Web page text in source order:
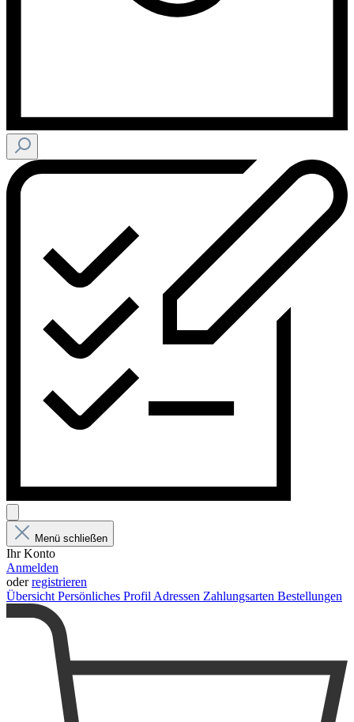
Menü schließen
Ihr Konto
Anmelden
oderregistrieren
Übersicht Persönliches Profil Adressen Zahlungsarten Bestellungen